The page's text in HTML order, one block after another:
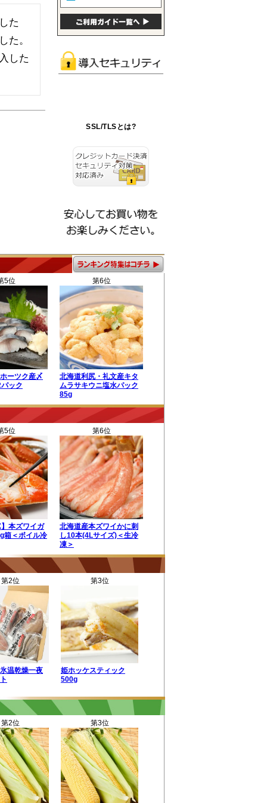
た
た。
した
SSL/TLSとは?
5位
ーツク産〆
ック
第6位
北海道利尻・礼文産キタ
ムラサキウニ塩水パック
85g
5位
本ズワイガ
箱＜ボイル冷
第6位
北海道産本ズワイかに刺
し10本(4Lサイズ)＜生冷
凍＞
第2位
温乾燥一夜
第3位
姫ホッケスティック
500g
第2位 第3位